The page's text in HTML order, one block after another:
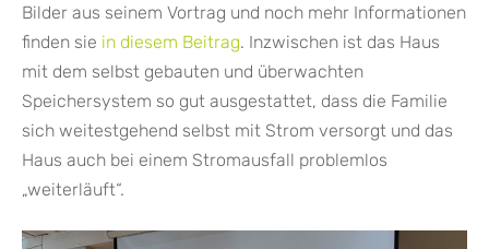
Bilder aus seinem Vortrag und noch mehr Informationen
finden sie in diesem Beitrag. Inzwischen ist das Haus
mit dem selbst gebauten und überwachten
Speichersystem so gut ausgestattet, dass die Familie
sich weitestgehend selbst mit Strom versorgt und das
Haus auch bei einem Stromausfall problemlos
„weiterläuft“.